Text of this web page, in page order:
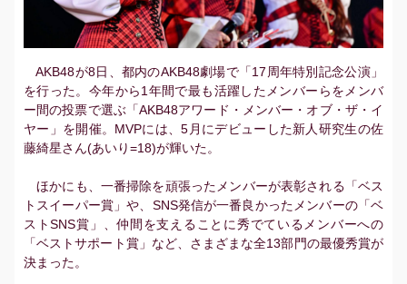
AKB48が8日、都内のAKB48劇場で「17周年特別記念公演」
を行った。今年から1年間で最も活躍したメンバーらをメンバ
ー間の投票で選ぶ「AKB48アワード・メンバー・オブ・ザ・イ
ヤー」を開催。MVPには、5月にデビューした新人研究生の佐
藤綺星さん(あいり=18)が輝いた。
ほかにも、一番掃除を頑張ったメンバーが表彰される「ベス
トスイーパー賞」や、SNS発信が一番良かったメンバーの「ベ
ストSNS賞」、仲間を支えることに秀でているメンバーへの
「ベストサポート賞」など、さまざまな全13部門の最優秀賞が
決まった。